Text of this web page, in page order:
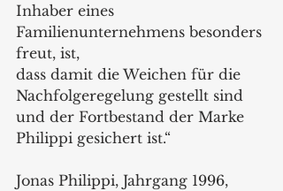
Inhaber eines
Familienunternehmens besonders
freut, ist,
dass damit die Weichen für die
Nachfolgeregelung gestellt sind
und der Fortbestand der Marke
Philippi gesichert ist.“
Jonas Philippi, Jahrgang 1996,